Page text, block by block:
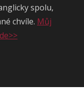
spolu,
chvíle. Můj